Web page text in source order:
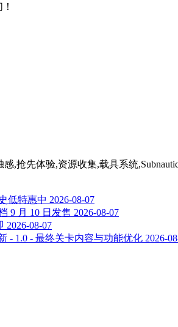
,抢先体验,资源收集,载具系统
低特惠中 2026-08-07
9 月 10 日发售 2026-08-07
2026-08-07
- 1.0 - 最终关卡内容与功能优化 2026-